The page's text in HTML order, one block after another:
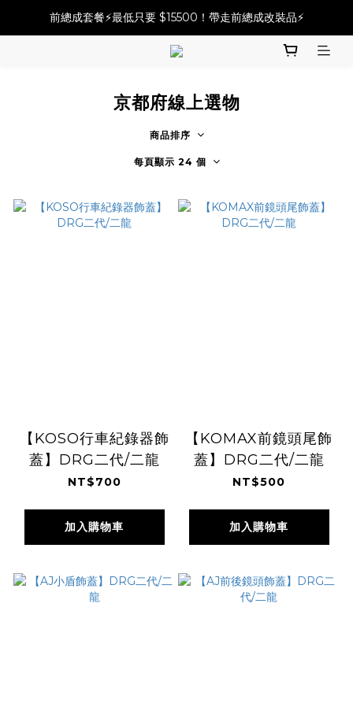
必改龍頭四件套⚡️不用五千六!! 優惠價只要 $ 4899💥
前總成套餐⚡️最低只要 $15500！帶走前總成改裝品⚡️
2025倒叉前總全方案✨A~F自由選✨點擊購買
京都府線上選物
商品排序
每頁顯示 24 個
【KOSO行車紀錄器飾
蓋】DRG二代/二龍
NT$700
加入購物車
【KOMAX前鏡頭尾飾
蓋】DRG二代/二龍
NT$500
加入購物車